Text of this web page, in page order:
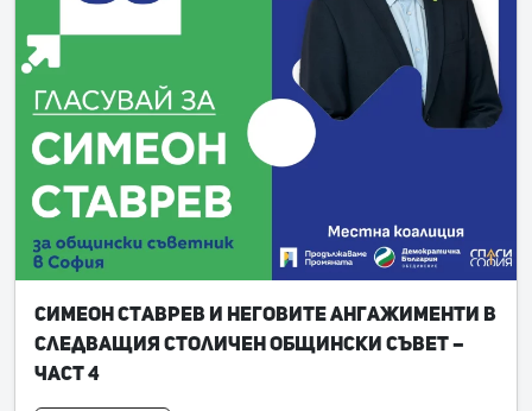
Симеон Ставрев и неговите ангажименти в
следващия Столичен общински съвет –
част 4